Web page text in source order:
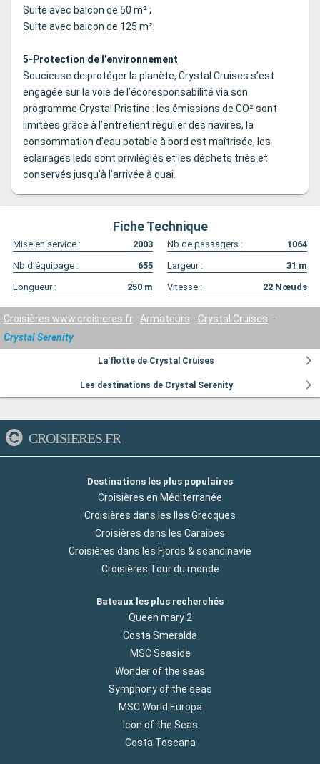
Suite avec balcon de 50 m² ;
Suite avec balcon de 125 m².
5-Protection de l’environnement
Soucieuse de protéger la planète, Crystal Cruises s’est
engagée sur la voie de l’écoresponsabilité via son
programme Crystal Pristine : les émissions de CO² sont
limitées grâce à l’entretient régulier des navires, la
consommation d’eau potable à bord est maîtrisée, les
éclairages leds sont privilégiés et les déchets triés et
conservés jusqu’à l’arrivée à quai.
Fiche Technique
Mise en service : 2003 Nb de passagers :
1064
Nb d'équipage :
655 Largeur : 31 m
Longueur :
250 m Vitesse : 22 Nœuds
Croisières www.croisieres.fr Armateurs
Crystal Cruises
Crystal Serenity
La flotte de Crystal Cruises
Les destinations de Crystal Serenity
CROISIERES.FR
Destinations les plus populaires
Croisières en Méditerranée
Croisières dans les Iles Grecques
Croisières dans les Caraibes
Croisières dans les Fjords & scandinavie
Croisières Tour du monde
Bateaux les plus recherchés
Queen mary 2
Costa Smeralda
MSC Seaside
Wonder of the seas
Symphony of the seas
MSC World Europa
Icon of the Seas
Costa Toscana